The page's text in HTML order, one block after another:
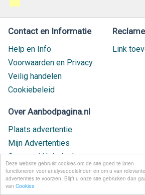
Deze website gebruikt cookies om de site goed te laten
functioneren voor analysedoeleinden en om u van relevante
advertenties te voorzien. Blijft u onze site gebruiken dan
van Cookies
Contact en Informatie
Help en Info
Voorwaarden en Privacy
Veilig handelen
Cookiebeleid
Reclame
Link
Over Aanbodpagina.nl
Plaats advertentie
Mijn Advertenties
Contact / Helpdesk
Nieuw geplaatst